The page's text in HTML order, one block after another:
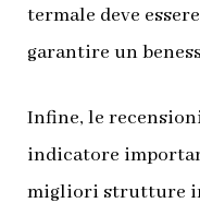
termale deve
garantire un
Infine, le
indicatore
migliori strutture